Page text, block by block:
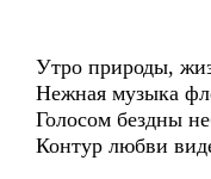
Утро природы,
Нежная музыка
Голосом бездны
Контур любви